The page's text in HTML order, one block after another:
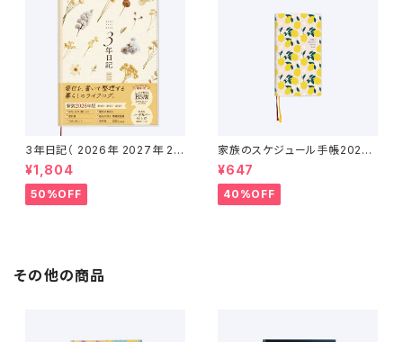
3年日記（ 2026年 2027年 20
28年 ）
¥1,804
50%OFF
家族のスケジュール手帳2026
（2025年12月〜2027年1月）
¥647
40%OFF
その他の商品